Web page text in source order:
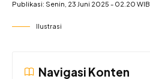
Publikasi: Senin, 23 Juni 2025 - 02.20 WIB
Ilustrasi
Navigasi Konten